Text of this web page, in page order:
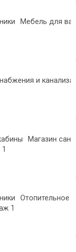
Мебель для
и
Магазин
Отопительное
1